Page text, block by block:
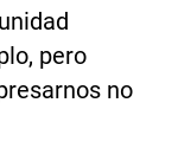
pero
no